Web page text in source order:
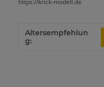
https://krick-modell.de
Altersempfehlun
g: